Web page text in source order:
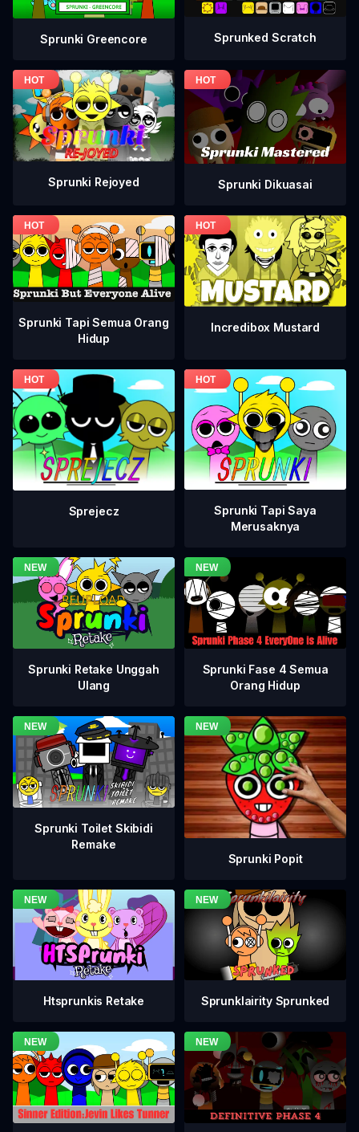
Sprunki Greencore Sprunked Scratch
Sprunki Rejoyed Sprunki Dikuasai
Sprunki Tapi Semua Orang
Hidup
Incredibox Mustard
Sprejecz
Sprunki Tapi Saya
Merusaknya
Sprunki Retake Unggah
Ulang
Sprunki Fase 4 Semua
Orang Hidup
Sprunki Toilet Skibidi
Remake
Sprunki Popit
Htsprunkis Retake Sprunklairity Sprunked